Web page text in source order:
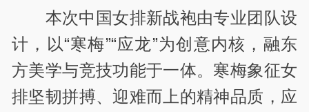
本次中国女排新战袍由专业团队设
计，以“寒梅”“应龙”为创意内核，融东
方美学与竞技功能于一体。寒梅象征女
排坚韧拼搏、迎难而上的精神品质，应